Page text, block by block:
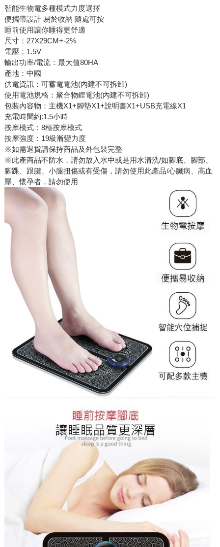
智能生物電多種模式力度選擇
便攜帶設計 易於收納 隨處可按
睡前使用讓你睡得更舒適
尺寸：27X29CM+-2%
電壓：1.5V
輸出功率/電流：最大值80HA
產地：中國
供電資訊：可蓄電電池(內建不可拆卸)
使用電池規格：聚合物鋰電池(內建不可拆卸)
包裝內容物：主機X1+腳墊X1+說明書X1+USB充電線X1
充電時間約:1.5小時
按摩模式：8種按摩模式
按摩強度：19級漸變力度
※如需退貨請保持商品及外包裝完整
※此產商品不防水，請勿放入水中或是用水清洗/如腳底、腳部、
腳踝、跟腱、小腿扭傷或有受傷，請勿使用此產品/心臟病、高血
壓、懷孕者，請勿使用